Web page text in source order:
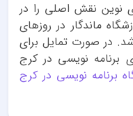
نوین نقش اصلی را در
ماندگار در روزهای
۸:۳۰ تا ۱۹:۰۰ می باشد. در صورت تمایل برای
برنامه نویسی در کرج
برنامه نویسی در کرج